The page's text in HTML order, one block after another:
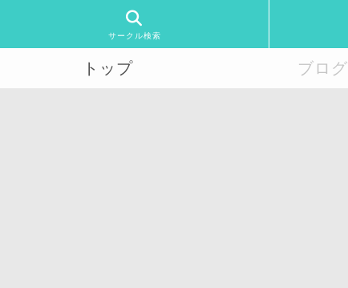
サークル検索
トップ ブログ